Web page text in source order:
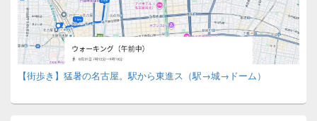
【街歩き】猛暑の名古屋。駅から東進ス（駅→城→ドーム）